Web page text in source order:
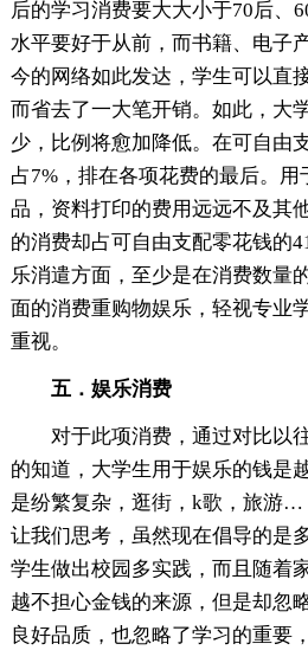
后的学习消费要大大小于70后、
水平要好于从前，而书籍、电子
今的网络如此发达，学生可以直
而省去了一大笔开销。如此，大
少，比例将愈加降低。在可自由
占7%，排在各项花费的最后。用
品，资料打印的费用远远不及其
的消费却占可自由支配零花钱的
乐消遣方面，至少是在消费数量
面的消费重购物娱乐，轻视专业
重视。
五．娱乐消费
对于此项消费，通过对比以往
的知道，大学生用于娱乐的钱是
是纷繁复杂，逛街，k歌，旅游
让我们思考，虽然现在倡导的是
学生做出校园多实践，而且随着
越不担心金钱的来源，但是却忽
良好品质，也忽略了学习的重要